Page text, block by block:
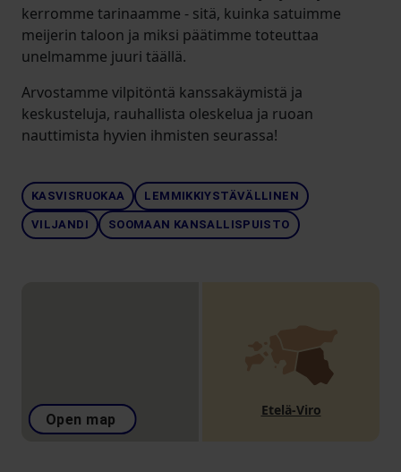
kerromme tarinaamme - sitä, kuinka satuimme
meijerin taloon ja miksi päätimme toteuttaa
unelmamme juuri täällä.
Arvostamme vilpitöntä kanssakäymistä ja
keskusteluja, rauhallista oleskelua ja ruoan
nauttimista hyvien ihmisten seurassa!
KASVISRUOKAA LEMMIKKIYSTÄVÄLLINEN
VILJANDI SOOMAAN KANSALLISPUISTO
Open map
Etelä-Viro